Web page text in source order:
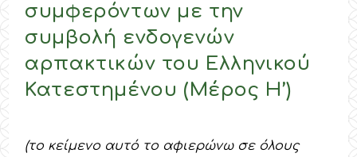
συμφερόντων με την
συμβολή ενδογενών
αρπακτικών του Ελληνικού
Κατεστημένου (Μέρος Η’)
(το κείμενο αυτό το αφιερώνω σε όλους